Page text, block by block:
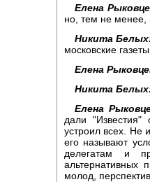
Елена
но, тем не менее,
Никита
московские
Елена
Никита
Елена
дали
устроил всех. Не
его называют
делегатам и
альтернативных
молод,